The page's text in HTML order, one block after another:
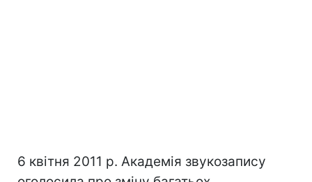
6 квітня 2011 р. Академія звукозапису